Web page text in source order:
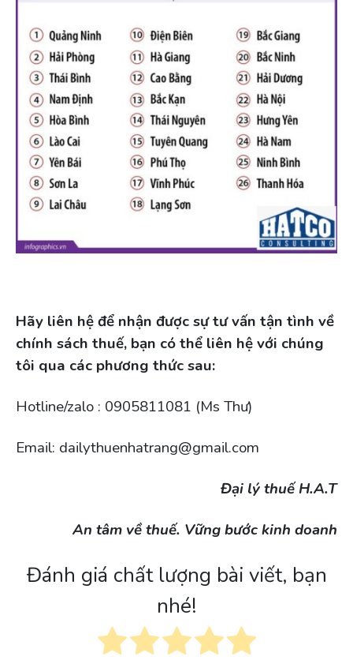
Hãy liên hệ để nhận được sự tư vấn tận tình về
chính sách thuế, bạn có thể liên hệ với chúng
tôi qua các phương thức sau:
Hotline/zalo : 0905811081 (Ms Thư)
Email: dailythuenhatrang@gmail.com
Đại lý thuế H.A.T
An tâm về thuế. Vững bước kinh doanh
Đánh giá chất lượng bài viết, bạn
nhé!